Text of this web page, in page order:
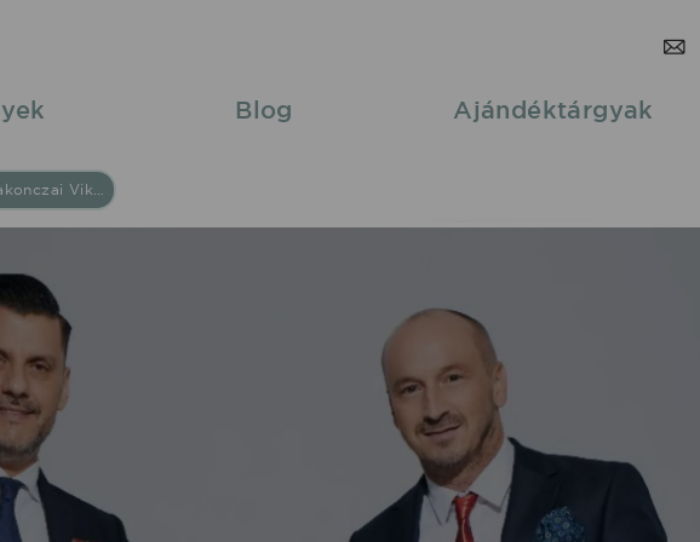
Blog Ajándéktárgyak
Kökény Attila - Rakonczai Viktor 2026/05/08 20:00 Ócsa Muvelodési Ház élő koncert